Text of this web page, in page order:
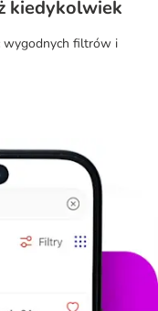
kiedykolwiek
wygodnych filtrów i